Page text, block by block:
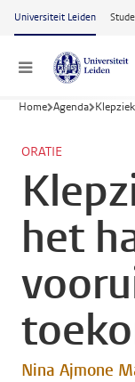
Ga naar
Universiteit Leiden
Menu
Home Agenda
ORATIE
het
Nina Ajmone